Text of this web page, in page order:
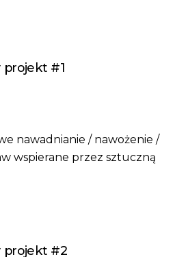
projekt #1
nawadnianie / nawożenie /
wspierane przez sztuczną
projekt #2